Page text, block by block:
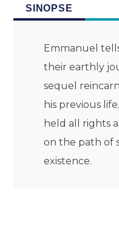
SINOPSE
Emmanuel
their earthly
sequel
his previous
held all rights
on the path of
existence.